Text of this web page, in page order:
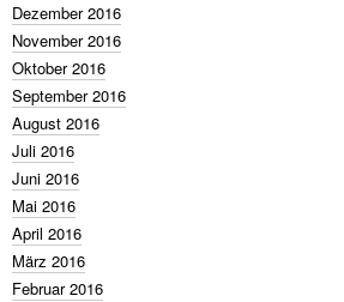
Dezember 2016
November 2016
Oktober 2016
September 2016
August 2016
Juli 2016
Juni 2016
Mai 2016
April 2016
März 2016
Februar 2016